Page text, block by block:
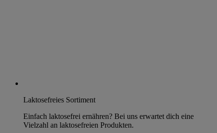
Laktosefreies Sortiment
Einfach laktosefrei ernähren? Bei uns erwartet dich eine
Vielzahl an laktosefreien Produkten.